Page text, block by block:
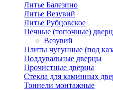
Литье Балезино
Литье Везувий
Литье Рубцовское
Печные (топочные)
Везувий
Плиты чугунные (под
Поддувальные дверцы
Прочистные дверцы
Стекла для каминных
Тоннели монтажные